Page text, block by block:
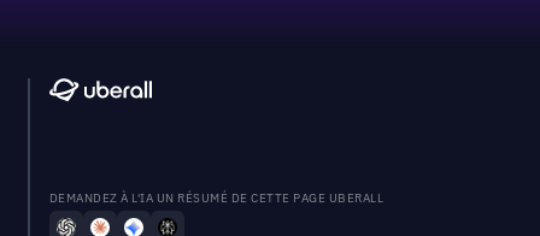
DEMANDEZ À L'IA UN RÉSUMÉ DE CETTE PAGE UBERALL